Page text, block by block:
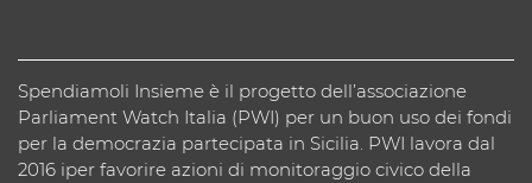
Spendiamoli Insieme è il progetto dell’associazione
Parliament Watch Italia (PWI) per un buon uso dei fondi
per la democrazia partecipata in Sicilia. PWI lavora dal
2016 iper favorire azioni di monitoraggio civico della